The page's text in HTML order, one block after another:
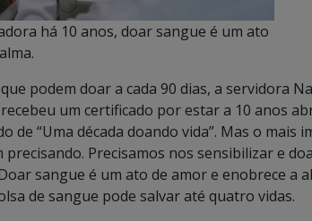
há 10 anos, doar sangue é um ato
podem doar a cada 90 dias, a servidora
um certificado por estar a 10 anos
de “Uma década doando vida”. Mas o mais
precisando. Precisamos nos sensibilizar e
sangue é um ato de amor e enobrece a
de sangue pode salvar até quatro vidas.